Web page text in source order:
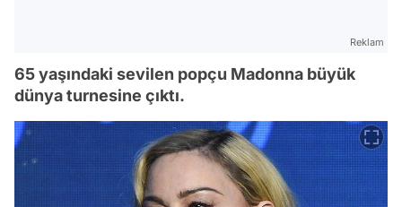
Reklam
65 yaşındaki sevilen popçu Madonna büyük
dünya turnesine çıktı.